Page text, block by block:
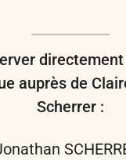
auprès de
Scherrer :